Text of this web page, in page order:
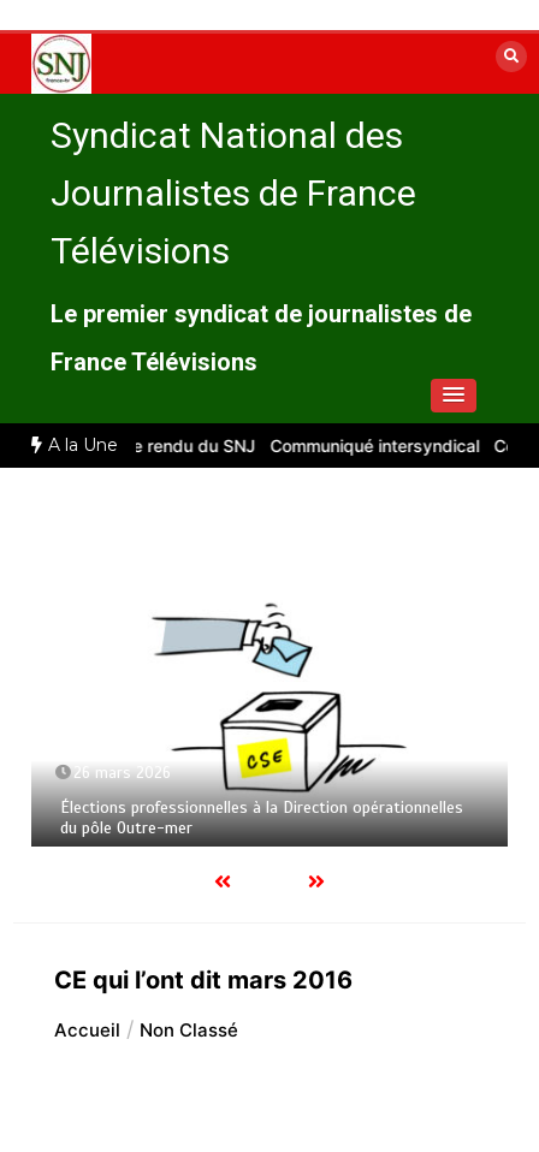
contenu
Syndicat National des
Journalistes de France
Télévisions
Le premier syndicat de journalistes de
France Télévisions
A la Une
2026 : compte rendu du SNJ Communiqué intersyndical
26 mars 2026
Élections professionnelles à la Direction opérationnelles
du pôle Outre-mer
CE qui l’ont dit mars 2016
Accueil Non Classé